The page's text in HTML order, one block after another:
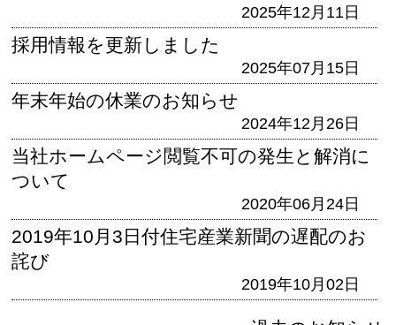
2025年12月11日
採用情報を更新しました
2025年07月15日
年末年始の休業のお知らせ
2024年12月26日
当社ホームページ閲覧不可の発生と解消に
ついて
2020年06月24日
2019年10月3日付住宅産業新聞の遅配のお
詫び
2019年10月02日